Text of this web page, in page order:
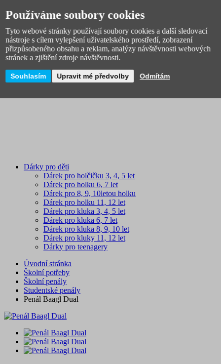
VÝPRODEJ
Školní batohy výprodej
Školní potřeby levně
Výprodej hraček, her a tvoření
Výprodej povlečení
Dárky pro děti
Dárek pro holčičku 3, 4, 5 let
Dárek pro holku 6, 7 let
Dárek pro 8, 9, 10letou holku
Dárek pro holku 11, 12 let
Dárek pro kluka 3, 4, 5 let
Dárek pro kluka 6, 7 let
Dárek pro kluka 8, 9, 10 let
Dárek pro kluky 11, 12 let
Dárky pro teenagery
Úvodní stránka
Školní potřeby
Školní penály
Studentské penály
Penál Baagl Dual
Používáme soubory cookies
Tyto webové stránky používají soubory cookies a další sledovací
nástroje s cílem vylepšení uživatelského prostředí, zobrazení
přizpůsobeného obsahu a reklam, analýzy návštěvnosti webových
stránek a zjištění zdroje návštěvnosti.
Souhlasím Upravit mé předvolby Odmítám